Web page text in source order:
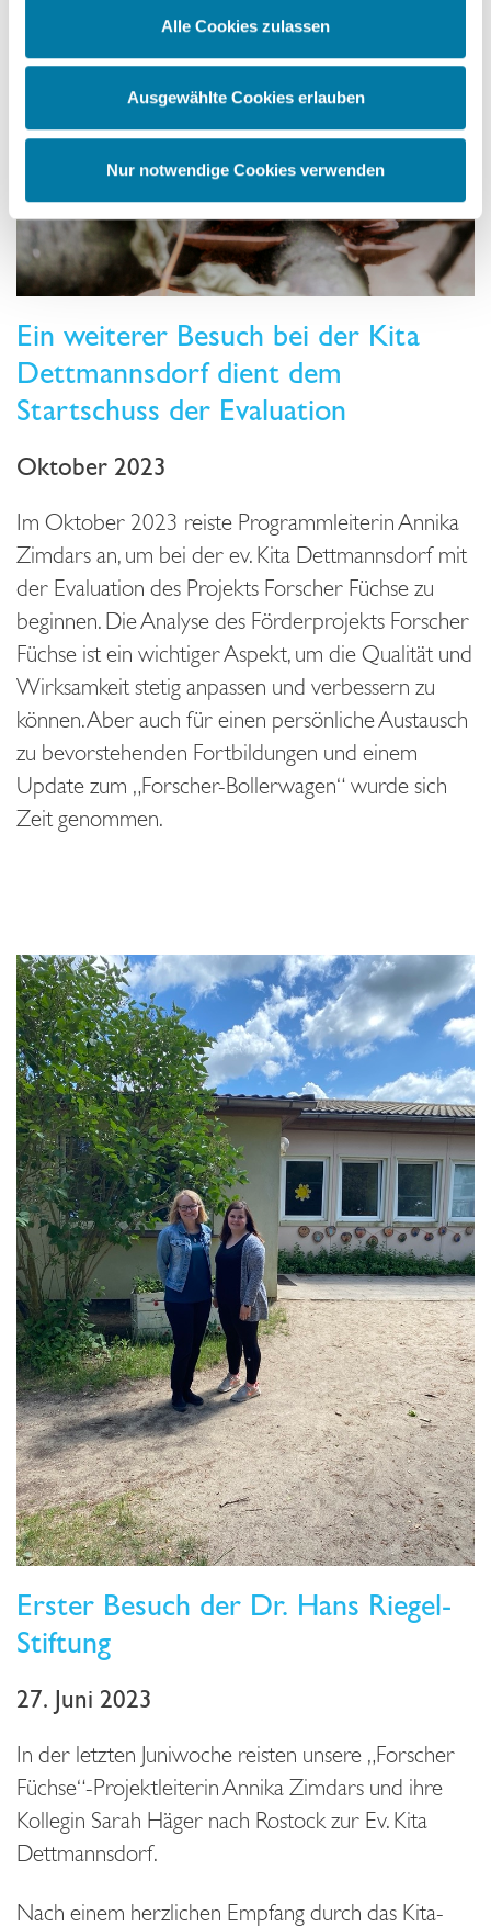
ohne dass hiergegen ausreichende Rechtsmittel zur
Verfügung stehen.
Sie der Verwendung von Cookies und der
Datenverarbeitung durch unsere Partner ein,
einschließlich möglicher Datenübermittlungen in die USA.
Wenn Sie auf "Nur notwendige Cookies" klicken, findet
können Ihre Cookie-Einstellungen jederzeit im Footer
ändern. Weitere Informationen über die Verwendung Ihrer
Daten finden Sie in unsererDatenschutzerklärung
Alle Cookies zulassen
Ausgewählte Cookies erlauben
Nur notwendige Cookies verwenden
Ein weiterer Besuch bei der Kita
Dettmannsdorf dient dem
Startschuss der Evaluation
Oktober 2023
Im Oktober 2023 reiste Programmleiterin Annika
Zimdars an, um bei der ev. Kita Dettmannsdorf mit
der Evaluation des Projekts Forscher Füchse zu
beginnen. Die Analyse des Förderprojekts Forscher
Füchse ist ein wichtiger Aspekt, um die Qualität und
Wirksamkeit stetig anpassen und verbessern zu
können. Aber auch für einen persönliche Austausch
zu bevorstehenden Fortbildungen und einem
Update zum „Forscher-Bollerwagen“ wurde sich
Zeit genommen.
Erster Besuch der Dr. Hans Riegel-
Stiftung
27. Juni 2023
In der letzten Juniwoche reisten unsere „Forscher
Füchse“-Projektleiterin Annika Zimdars und ihre
Kollegin Sarah Häger nach Rostock zur Ev. Kita
Dettmannsdorf.
Nach einem herzlichen Empfang durch das Kita-